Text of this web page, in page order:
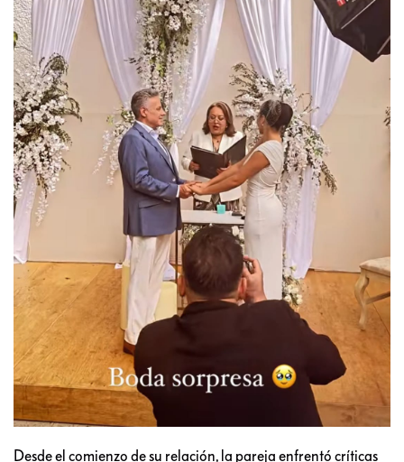
Desde el comienzo de su relación, la pareja enfrentó críticas